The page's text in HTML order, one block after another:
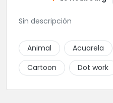
Sin descripción
Animal Acuarela
Cartoon
Dot work